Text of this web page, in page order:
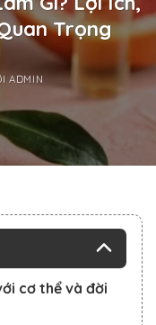
Trọng
ADMIN
cơ thể và đời